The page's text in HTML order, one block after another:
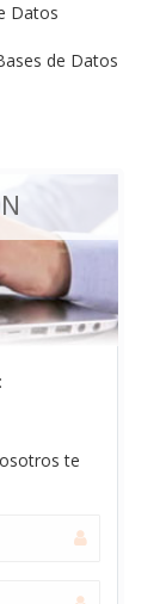
Datos
de Datos
te